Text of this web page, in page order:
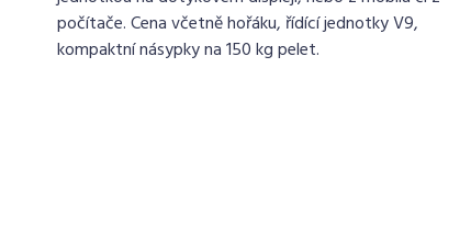
počítače. Cena včetně hořáku, řídící jednotky V9,
kompaktní násypky na 150 kg pelet.